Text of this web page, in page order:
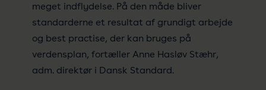
meget indflydelse. På den måde bliver
standarderne et resultat af grundigt arbejde
og best practise, der kan bruges på
verdensplan, fortæller Anne Hasløv Stæhr,
adm. direktør i Dansk Standard.